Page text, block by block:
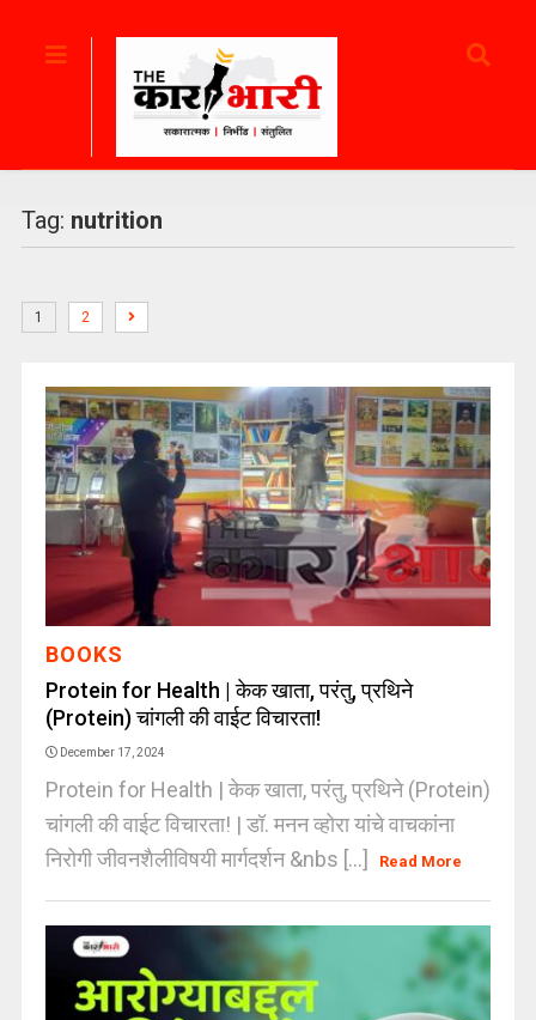
Tag: nutrition
1 2
BOOKS
Protein for Health | केक खाता, परंतु, प्रथिने
(Protein) चांगली की वाईट विचारता!
December 17, 2024
Protein for Health | केक खाता, परंतु, प्रथिने (Protein)
चांगली की वाईट विचारता! | डॉ. मनन व्होरा यांचे वाचकांना
निरोगी जीवनशैलीविषयी मार्गदर्शन &nbs [...]
Read More